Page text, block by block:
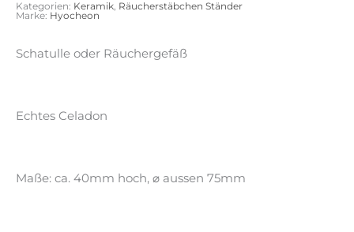
Kategorien: Keramik Räucherstäbchen Ständer
Marke: Hyocheon
Schatulle oder Räuchergefäß
Echtes Celadon
Maße: ca. 40mm hoch, ⌀ aussen 75mm